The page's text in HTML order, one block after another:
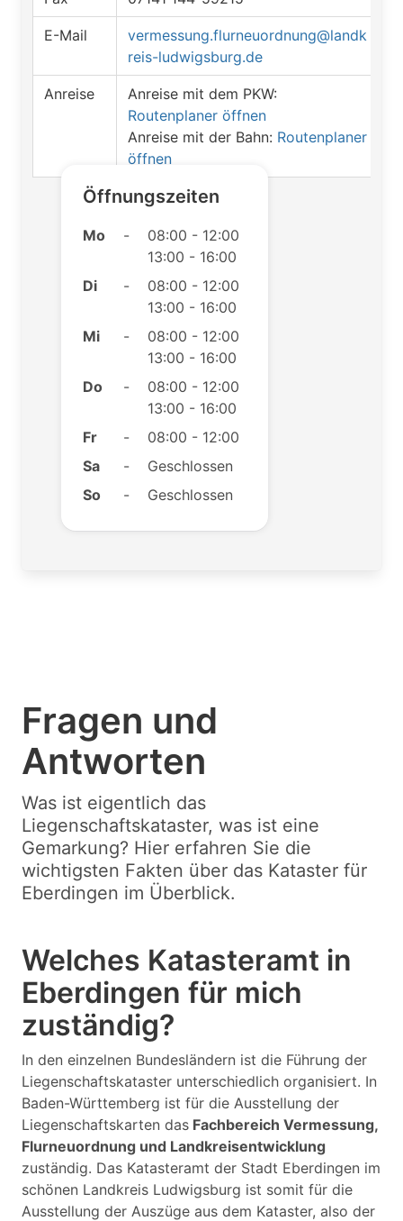
E-Mail
vermessung.flurneuordnung@landk
reis-ludwigsburg.de
Anreise
Anreise mit dem PKW:
Routenplaner öffnen
Anreise mit der Bahn: Routenplaner
öffnen
Öffnungszeiten
Mo -
08:00 - 12:00
13:00 - 16:00
Di
-
08:00 - 12:00
13:00 - 16:00
Mi
-
08:00 - 12:00
13:00 - 16:00
Do
-
08:00 - 12:00
13:00 - 16:00
Fr
-
08:00 - 12:00
Sa
-
Geschlossen
So
- Geschlossen
Fragen und
Antworten
Was ist eigentlich das
Liegenschaftskataster, was ist eine
Gemarkung? Hier erfahren Sie die
wichtigsten Fakten über das Kataster für
Eberdingen im Überblick.
Welches Katasteramt in
Eberdingen für mich
zuständig?
In den einzelnen Bundesländern ist die Führung der
Liegenschaftskataster unterschiedlich organisiert. In
Baden-Württemberg ist für die Ausstellung der
Liegenschaftskarten das Fachbereich Vermessung,
Flurneuordnung und Landkreisentwicklung
zuständig. Das Katasteramt der Stadt Eberdingen im
schönen Landkreis Ludwigsburg ist somit für die
Ausstellung der Auszüge aus dem Kataster, also der